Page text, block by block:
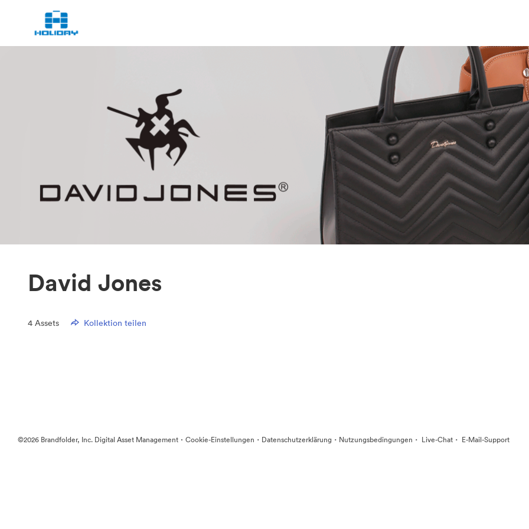
David Jones
4 Assets Kollektion teilen
©2026 Brandfolder, Inc. Digital Asset Management · Cookie-Einstellungen · Datenschutzerklärung · Nutzungsbedingungen · Live-Chat · E-Mail-Support